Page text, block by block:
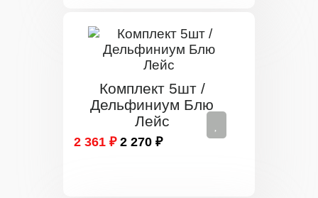
Комплект 5шт /
Дельфиниум Блю
Лейс
2 361 ₽ 2 270 ₽